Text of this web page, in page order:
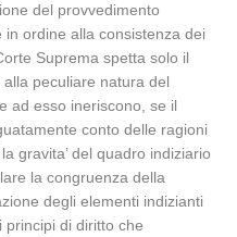
del provvedimento
ordine alla consistenza dei
Suprema spetta solo il
peculiare natura del
ad esso ineriscono, se il
conto delle ragioni
gravita’ del quadro indiziario
la congruenza della
degli elementi indizianti
principi di diritto che